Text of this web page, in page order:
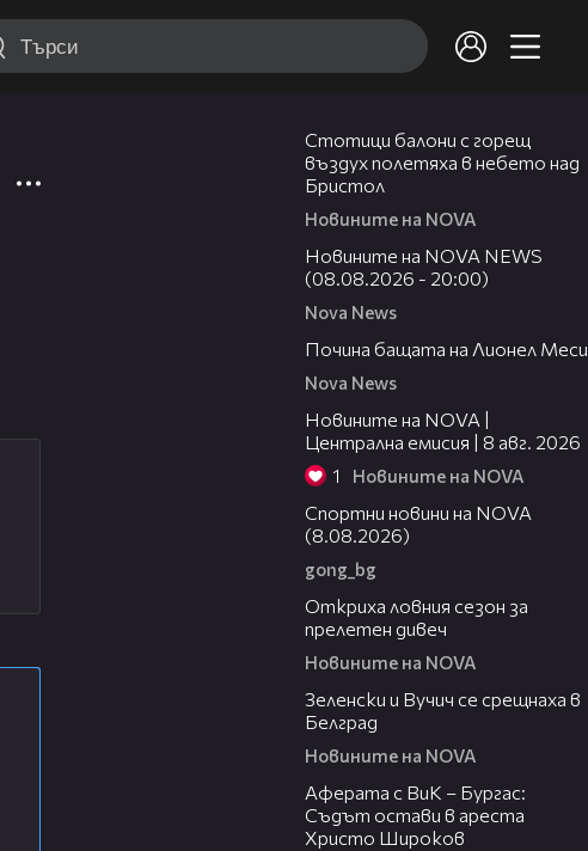
Стотици балони с горещ
въздух полетяха в небето над
Бристол
Новините на NOVA
Новините на NOVA NEWS
(08.08.2026 - 20:00)
Nova News
Почина бащата на Лионел Меси
Nova News
Новините на NOVA |
Централна емисия | 8 авг. 2026
1 Новините на NOVA
Спортни новини на NOVA
(8.08.2026)
gong_bg
Откриха ловния сезон за
прелетен дивеч
Новините на NOVA
Зеленски и Вучич се срещнаха в
Белград
Новините на NOVA
Аферата с ВиК – Бургас:
Съдът остави в ареста
Христо Широков